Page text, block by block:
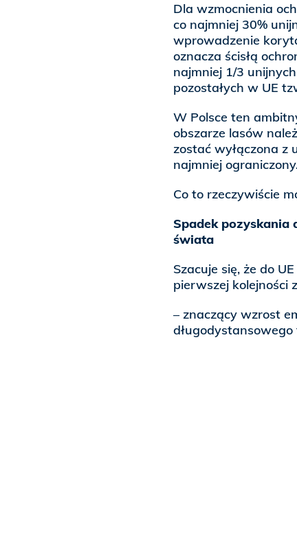
Dla wzmocnienia
co najmniej 30%
wprowadzenie
oznacza ścisłą
najmniej 1/3
pozostałych w UE
W Polsce ten
obszarze lasów
zostać wyłączona z
najmniej
Co to rzeczywiście
Spadek pozyskania
świata
Szacuje się, że do
pierwszej kolejności
– znaczący wzrost